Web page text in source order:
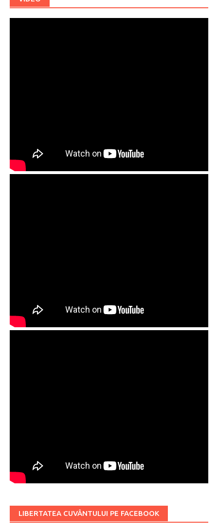
LIBERTATEA CUVÂNTULUI PE FACEBOOK